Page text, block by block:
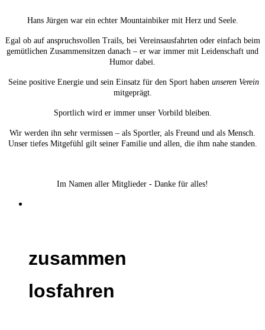
Hans Jürgen war ein echter Mountainbiker mit Herz und Seele.
Egal ob auf anspruchsvollen Trails, bei Vereinsausfahrten oder einfach beim
gemütlichen Zusammensitzen danach – er war immer mit Leidenschaft und
Humor dabei.
Seine positive Energie und sein Einsatz für den Sport haben unseren Verein
mitgeprägt.
Sportlich wird er immer unser Vorbild bleiben.
Wir werden ihn sehr vermissen – als Sportler, als Freund und als Mensch.
Unser tiefes Mitgefühl gilt seiner Familie und allen, die ihm nahe standen.
Im Namen aller Mitglieder - Danke für alles!
zusammen
losfahren